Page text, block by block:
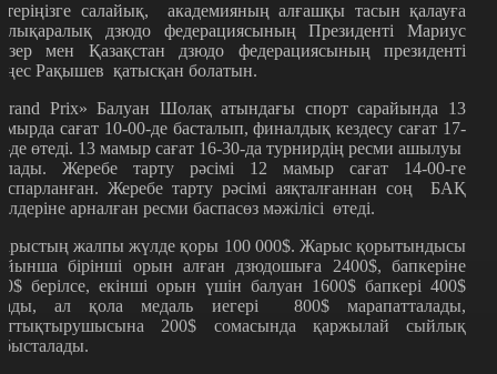
салайық, академияның алғашқы тасын қалауға
дзюдо федерациясының Президенті Мариус
мен Қазақстан дзюдо федерациясының президенті
Рақышев қатысқан болатын.
Prix» Балуан Шолақ атындағы спорт сарайында 13
сағат 10-00-де басталып, финалдық кездесу сағат 17-
де өтеді. 13 мамыр сағат 16-30-да турнирдің ресми ашылуы
Жеребе тарту рәсімі 12 мамыр сағат 14-00-ге
Жеребе тарту рәсімі аяқталғаннан соң БАҚ
арналған ресми баспасөз мәжілісі өтеді.
жалпы жүлде қоры 100 000$. Жарыс қорытындысы
бірінші орын алған дзюдошыға 2400$, бапкеріне
берілсе, екінші орын үшін балуан 1600$ бапкері 400$
ал қола медаль иегері 800$ марапатталады,
200$ сомасында қаржылай сыйлық